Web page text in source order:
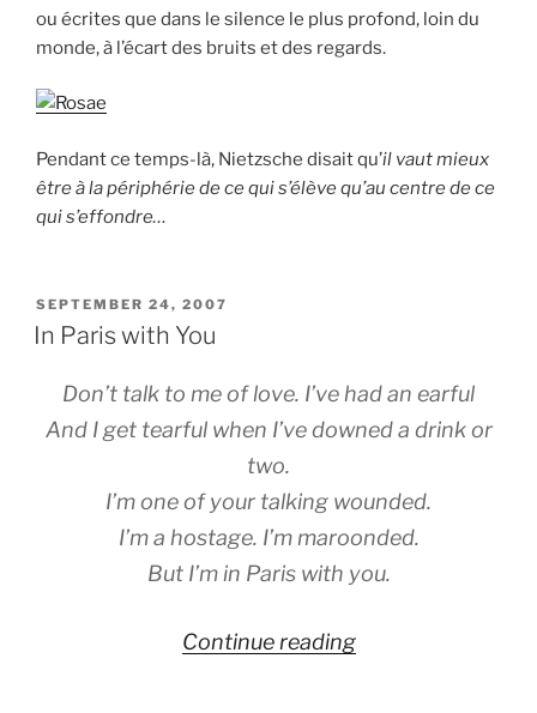
ou écrites que dans le silence le plus profond, loin du
monde, à l’écart des bruits et des regards.
Pendant ce temps-là, Nietzsche disait qu’il vaut mieux
être à la périphérie de ce qui s’élève qu’au centre de ce
qui s’effondre…
POSTED
ON
SEPTEMBER 24, 2007
In Paris with You
Don’t talk to me of love. I’ve had an earful
And I get tearful when I’ve downed a drink or
two.
I’m one of your talking wounded.
I’m a hostage. I’m maroonded.
But I’m in Paris with you.
Continue reading“In